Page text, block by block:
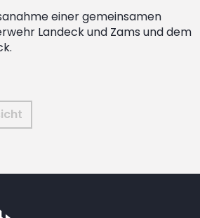
einer gemeinsamen
Landeck und Zams und dem